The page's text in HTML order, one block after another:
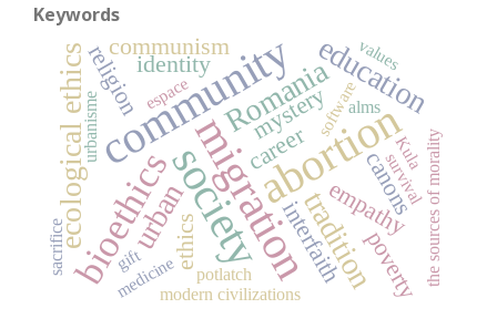
Keywords
migrationabortion
community
society
bioethics
ecological ethics education
Romania
urban tradition
interfaith
career
empathy
ethics
religion mystery
poverty
communism
canons
identity
the sources of morality
software
medicine
values
survival
modern civilizations
sacrifice
alms
Kula
potlatch
gift
urbanisme espace